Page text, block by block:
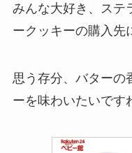
みんな大好き、ステ
ークッキーの購入先
思う存分、バターの
ーを味わいたいです